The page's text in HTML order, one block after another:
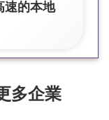
速的本地
多企業